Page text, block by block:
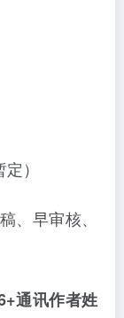
）
、早审核、
通讯作者姓